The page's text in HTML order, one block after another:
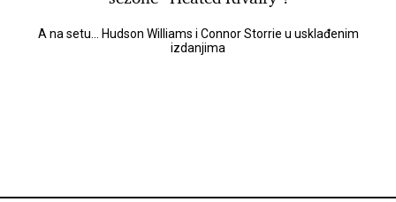
A na setu... Hudson Williams i Connor Storrie u usklađenim
izdanjima